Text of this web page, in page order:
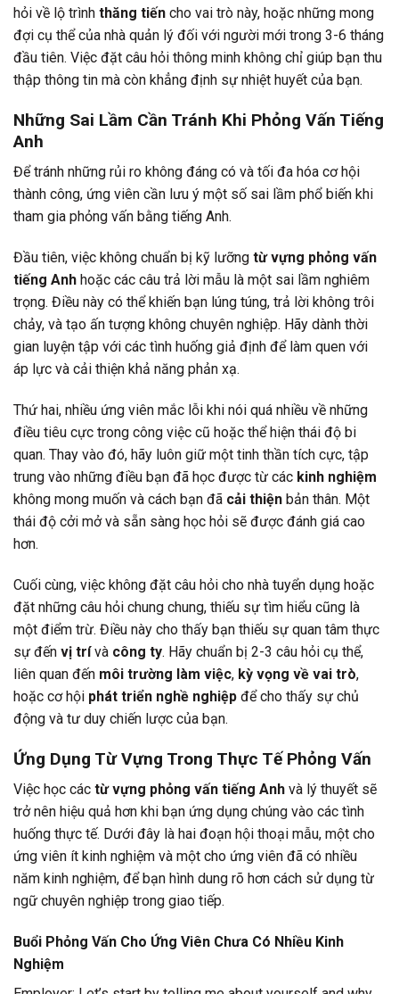
hỏi về lộ trình thăng tiến cho vai trò này, hoặc những mong
đợi cụ thể của nhà quản lý đối với người mới trong 3-6 tháng
đầu tiên. Việc đặt câu hỏi thông minh không chỉ giúp bạn thu
thập thông tin mà còn khẳng định sự nhiệt huyết của bạn.
Những Sai Lầm Cần Tránh Khi Phỏng Vấn Tiếng
Anh
Để tránh những rủi ro không đáng có và tối đa hóa cơ hội
thành công, ứng viên cần lưu ý một số sai lầm phổ biến khi
tham gia phỏng vấn bằng tiếng Anh.
Đầu tiên, việc không chuẩn bị kỹ lưỡng từ vựng phỏng vấn
tiếng Anh hoặc các câu trả lời mẫu là một sai lầm nghiêm
trọng. Điều này có thể khiến bạn lúng túng, trả lời không trôi
chảy, và tạo ấn tượng không chuyên nghiệp. Hãy dành thời
gian luyện tập với các tình huống giả định để làm quen với
áp lực và cải thiện khả năng phản xạ.
Thứ hai, nhiều ứng viên mắc lỗi khi nói quá nhiều về những
điều tiêu cực trong công việc cũ hoặc thể hiện thái độ bi
quan. Thay vào đó, hãy luôn giữ một tinh thần tích cực, tập
trung vào những điều bạn đã học được từ các kinh nghiệm
không mong muốn và cách bạn đã cải thiện bản thân. Một
thái độ cởi mở và sẵn sàng học hỏi sẽ được đánh giá cao
hơn.
Cuối cùng, việc không đặt câu hỏi cho nhà tuyển dụng hoặc
đặt những câu hỏi chung chung, thiếu sự tìm hiểu cũng là
một điểm trừ. Điều này cho thấy bạn thiếu sự quan tâm thực
sự đến vị trívà công ty. Hãy chuẩn bị 2-3 câu hỏi cụ thể,
liên quan đến môi trường làm việc, kỳ vọng về vai trò,
hoặc cơ hội phát triển nghề nghiệp để cho thấy sự chủ
động và tư duy chiến lược của bạn.
Ứng Dụng Từ Vựng Trong Thực Tế Phỏng Vấn
Việc học các từ vựng phỏng vấn tiếng Anh và lý thuyết sẽ
trở nên hiệu quả hơn khi bạn ứng dụng chúng vào các tình
huống thực tế. Dưới đây là hai đoạn hội thoại mẫu, một cho
ứng viên ít kinh nghiệm và một cho ứng viên đã có nhiều
năm kinh nghiệm, để bạn hình dung rõ hơn cách sử dụng từ
ngữ chuyên nghiệp trong giao tiếp.
Buổi Phỏng Vấn Cho Ứng Viên Chưa Có Nhiều Kinh
Nghiệm